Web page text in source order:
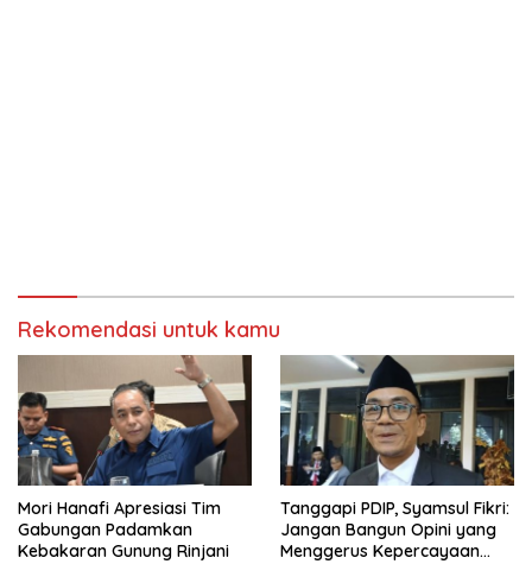
Rekomendasi untuk kamu
Mori Hanafi Apresiasi Tim
Gabungan Padamkan
Kebakaran Gunung Rinjani
Tanggapi PDIP, Syamsul Fikri:
Jangan Bangun Opini yang
Menggerus Kepercayaan